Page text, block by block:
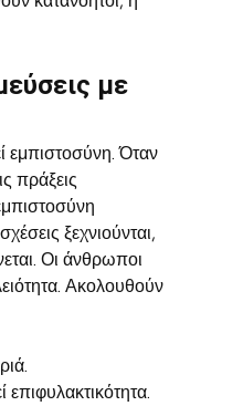
με
εμπιστοσύνη. Όταν
πράξεις
ξεχνιούνται,
Οι άνθρωποι
Ακολουθούν